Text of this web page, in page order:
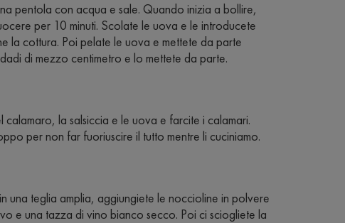
pentola con acqua e sale. Quando inizia a bollire,
per 10 minuti. Scolate le uova e le introducete
la cottura. Poi pelate le uova e mettete da parte
di mezzo centimetro e lo mettete da parte.
la salsiccia e le uova e farcite i calamari.
per non far fuoriuscire il tutto mentre li cuciniamo.
una teglia amplia, aggiungiete le noccioline in polvere
e una tazza di vino bianco secco. Poi ci sciogliete la